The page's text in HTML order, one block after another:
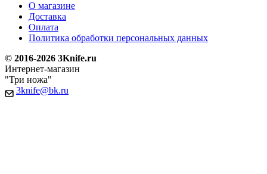
О магазине
Доставка
Оплата
Политика обработки персональных данных
© 2016-2026 3Knife.ru
Интернет-магазин
"Три ножа"
3knife@bk.ru